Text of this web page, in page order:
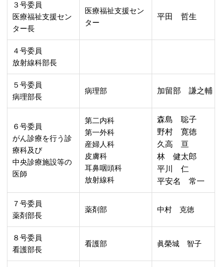
３号委員
医療福祉支援セン
ター長
医療福祉支援セン
ター
平田 哲生
４号委員
放射線科部長
５号委員
病理部長
病理部 加留部 謙之輔
６号委員
がん診療を行う診
療科及び
中央診療施設等の
医師
第二内科
第一外科
産婦人科
皮膚科
耳鼻咽頭科
放射線科
森島 聡子
野村 寛徳
久高 亘
林 健太郎
平川 仁
平安名 常一
７号委員
薬剤部長
薬剤部 中村 克徳
８号委員
看護部長
看護部 眞榮城 智子